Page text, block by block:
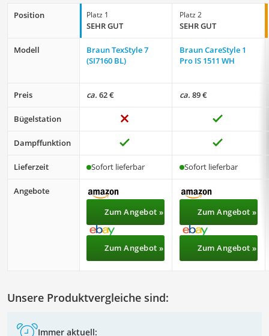
Position Platz 1
SEHR GUT
Platz 2
SEHR GUT
Modell
Braun TexStyle 7
(SI7160 BL)
Braun CareStyle 1
Pro IS 1511 WH
Preis ca. 62 € ca. 89 €
Bügelstation
Dampffunktion
Lieferzeit Sofort lieferbar Sofort lieferbar
Angebote
Zum Angebot »
Zum Angebot »
Zum Angebot »
Zum Angebot »
Unsere Produktvergleiche sind:
Immer aktuell: